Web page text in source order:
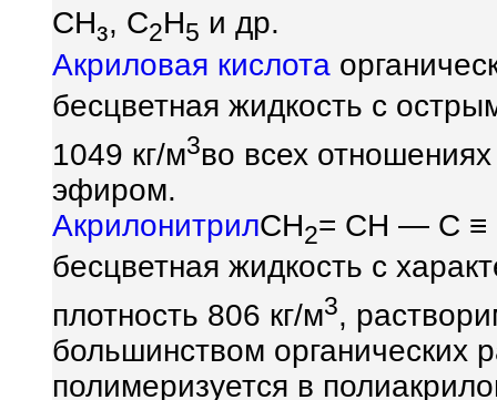
СНз, C2H5 и др.
Акриловая кислота
бесцветная жидкость с
1049 кг/м3во всех
эфиром.
АкрилонитрилCH2= CH — C ≡
бесцветная жидкость с
плотность 806 кг/м3,
большинством органических
полимеризуется в